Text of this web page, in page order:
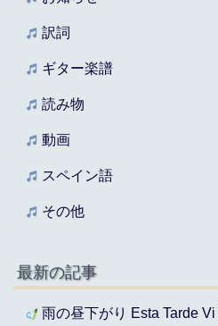
訳詞
ギター楽譜
読み物
動画
スペイン語
その他
最新の記事
雨の昼下がり Esta Tarde Vi